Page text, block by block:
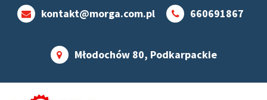
kontakt@morga.com.pl 660691867
Młodochów 80, Podkarpackie